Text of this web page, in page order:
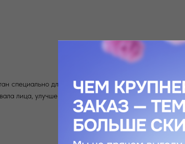
специально для использования в домашних
лица, улучшение эластичности и цвета кожи,